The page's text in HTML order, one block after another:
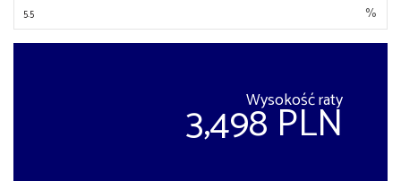
%
Wysokość raty
3,498 PLN